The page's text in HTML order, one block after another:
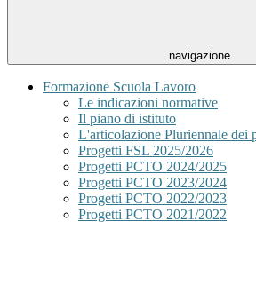
navigazione
Formazione Scuola Lavoro
Le indicazioni normative
Il piano di istituto
L'articolazione Pluriennale dei
Progetti FSL 2025/2026
Progetti PCTO 2024/2025
Progetti PCTO 2023/2024
Progetti PCTO 2022/2023
Progetti PCTO 2021/2022